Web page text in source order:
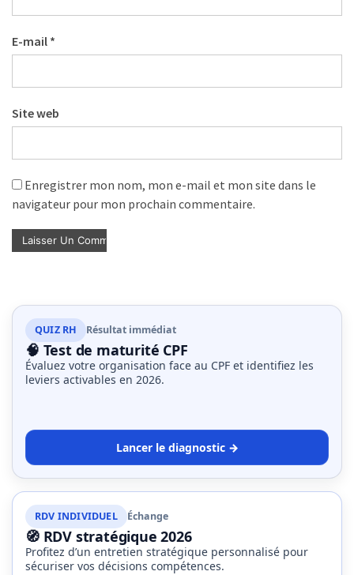
E-mail *
Site web
Enregistrer mon nom, mon e-mail et mon site dans le
navigateur pour mon prochain commentaire.
QUIZ RH Résultat immédiat
🧠 Test de maturité CPF
Évaluez votre organisation face au CPF et identifiez les
leviers activables en 2026.
Lancer le diagnostic →
RDV INDIVIDUEL Échange
🧭 RDV stratégique 2026
Profitez d’un entretien stratégique personnalisé pour
sécuriser vos décisions compétences.